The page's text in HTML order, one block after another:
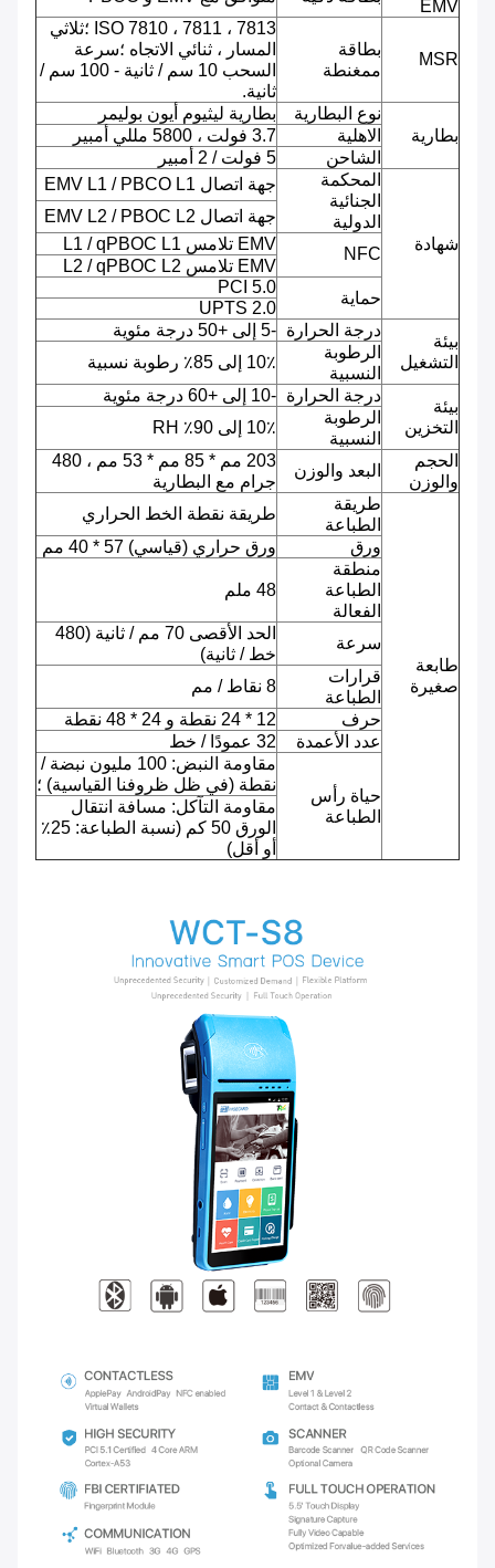
EMV
MSR
بطاقة
ممغنطة
ISO 7810 ، 7811 ، 7813 ؛ثلاثي
المسار ، ثنائي الاتجاه ؛سرعة
السحب 10 سم / ثانية - 100 سم /
ثانية.
بطارية
نوع البطارية
بطارية ليثيوم أيون بوليمر
الاهلية
3.7 فولت ، 5800 مللي أمبير
الشاحن
5 فولت / 2 أمبير
شهادة
المحكمة
الجنائية
الدولية
جهة اتصال EMV L1 / PBCO L1
جهة اتصال EMV L2 / PBOC L2
NFC
EMV تلامس L1 / qPBOC L1
EMV تلامس L2 / qPBOC L2
حماية
PCI 5.0
UPTS 2.0
بيئة
التشغيل
درجة الحرارة -5 إلى +50 درجة مئوية
الرطوبة
النسبية
10٪ إلى 85٪ رطوبة نسبية
بيئة
التخزين
درجة الحرارة -10 إلى +60 درجة مئوية
الرطوبة
النسبية
10٪ إلى 90٪ RH
الحجم
والوزن
البعد والوزن
203 مم * 85 مم * 53 مم ، 480
جرام مع البطارية
طابعة
صغيرة
طريقة
الطباعة
طريقة نقطة الخط الحراري
ورق
ورق حراري (قياسي) 57 * 40 مم
منطقة
الطباعة
الفعالة
48 ملم
سرعة
الحد الأقصى 70 مم / ثانية (480
خط / ثانية)
قرارات
الطباعة
8 نقاط / مم
حرف
12 * 24 نقطة و 24 * 48 نقطة
عدد الأعمدة
32 عمودًا / خط
حياة رأس
الطباعة
مقاومة النبض: 100 مليون نبضة /
نقطة (في ظل ظروفنا القياسية) ؛
مقاومة التآكل: مسافة انتقال
الورق 50 كم (نسبة الطباعة: 25٪
أو أقل)